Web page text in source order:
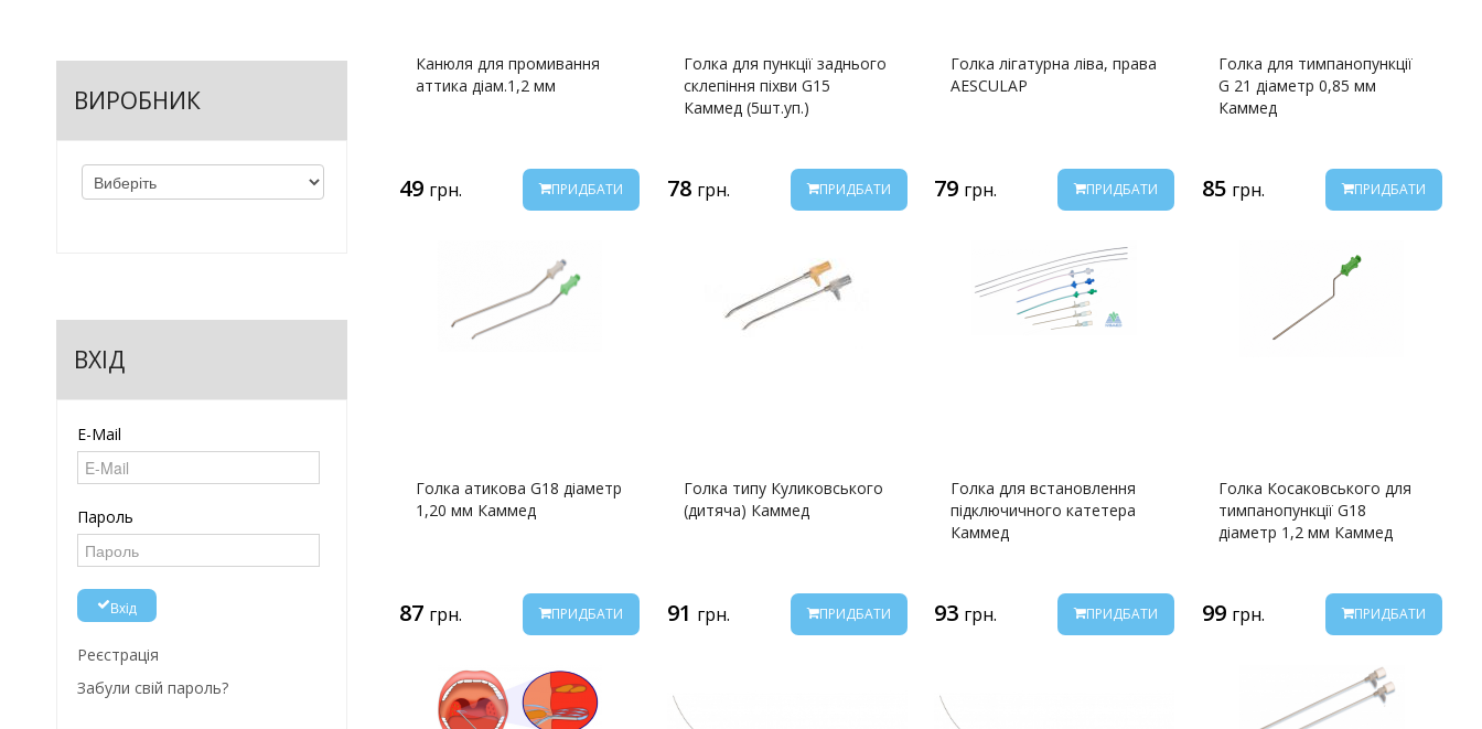
Канюля для промивання
аттика діам.1,2 мм
49 грн. ПРИДБАТИ
Голка для пункції заднього
склепіння піхви G15
Каммед (5шт.уп.)
78 грн. ПРИДБАТИ
Голка лігатурна ліва, права
AESCULAP
79 грн. ПРИДБАТИ
Голка для тимпанопункції
G 21 діаметр 0,85 мм
Каммед
85 грн. ПРИДБАТИ
Голка атикова G18 діаметр
1,20 мм Каммед
87 грн. ПРИДБАТИ
Голка типу Куликовського
(дитяча) Каммед
91 грн. ПРИДБАТИ
Голка для встановлення
підключичного катетера
Каммед
93 грн. ПРИДБАТИ
Голка Косаковського для
тимпанопункції G18
діаметр 1,2 мм Каммед
99 грн. ПРИДБАТИ
ВИРОБНИК
ВХІД
E-Mail
Пароль
Вхід
Реєстрація
Забули свій пароль?